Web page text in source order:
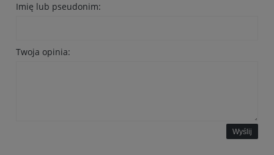
Imię lub pseudonim:
Twoja opinia:
Wyślij